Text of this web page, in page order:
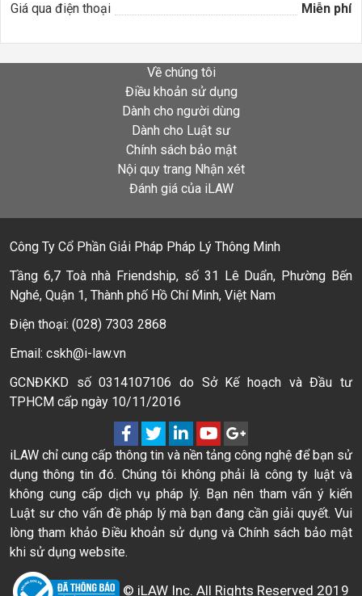
Giá qua điện thoại Miễn phí
Về chúng tôi
Điều khoản sử dụng
Dành cho người dùng
Dành cho Luật sư
Chính sách bảo mật
Nội quy trang Nhận xét
Đánh giá của iLAW
Công Ty Cổ Phần Giải Pháp Pháp Lý Thông Minh
Tầng 6,7 Toà nhà Friendship, số 31 Lê Duẩn, Phường Bến
Nghé, Quận 1, Thành phố Hồ Chí Minh, Việt Nam
Điện thoại: (028) 7303 2868
Email: cskh@i-law.vn
GCNĐKKD số 0314107106 do Sở Kế hoạch và Đầu tư
TPHCM cấp ngày 10/11/2016
iLAW chỉ cung cấp thông tin và nền tảng công nghệ để bạn sử
dụng thông tin đó. Chúng tôi không phải là công ty luật và
không cung cấp dịch vụ pháp lý. Bạn nên tham vấn ý kiến
Luật sư cho vấn đề pháp lý mà bạn đang cần giải quyết. Vui
lòng tham khảo Điều khoản sử dụng và Chính sách bảo mật
khi sử dụng website.
© iLAW Inc. All Rights Reserved 2019